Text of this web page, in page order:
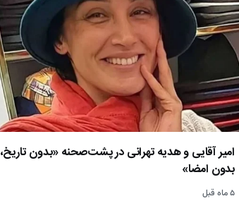
امیر آقایی و هدیه تهرانی در پشت‌صحنه «بدون تاریخ،
بدون امضا»
۵ ماه قبل